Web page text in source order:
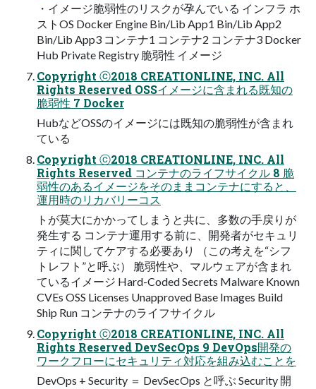
・イメージ脆弱性のリスクが孕んでいる インフラ ホ
ストOS Docker Engine Bin/Lib App1 Bin/Lib App2
Bin/Lib App3 コンテナ1 コンテナ2 コンテナ3 Docker
Hub Private Registry 脆弱性 イメージ
Copyright ⓒ2018 CREATIONLINE, INC. All
Rights Reserved OSSイメージに含まれる既知の
脆弱性 7 Docker
HubなどOSSのイメージには既知の脆弱性が含まれ
ている
Copyright ⓒ2018 CREATIONLINE, INC. All
Rights Reserved コンテナのライフサイクル 8 脆
弱性のあるイメージをそのままコンテナにすると、
運用時のリカバリーコス
トが莫大にかかってしまうと共に、多数の手戻りが
発生する コンテナ運用する前に、開発者がセキュリ
ティに関してケアする必要あり （この考えを“シフ
トレフト”と呼ぶ） 脆弱性や、マルウェアが含まれ
ているイメージ Hard-Coded Secrets Malware Known
CVEs OSS Licenses Unapproved Base Images Build
Ship Run コンテナのライフサイクル
Copyright ⓒ2018 CREATIONLINE, INC. All
Rights Reserved DevSecOps 9 DevOps開発の
ワークフローにセキュリティ対応を組み込むことを
DevOps + Security ＝ DevSecOps と呼ぶ Security 開